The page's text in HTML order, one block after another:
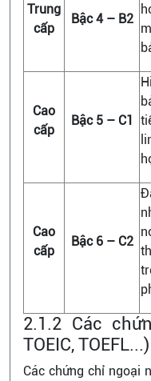
Trung
cấp
Bậc 4 – B2
Cao
cấp
Bậc 5 – C1
Cao
cấp
Bậc 6 – C2
2.1.2 Các
TOEIC, TOEFL...)
Các chứng chỉ ngoại